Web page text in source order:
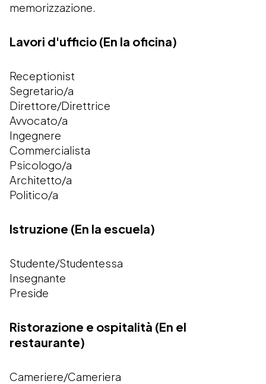
memorizzazione.
Lavori d'ufficio (En la oficina)
Receptionist
Segretario/a
Direttore/Direttrice
Avvocato/a
Ingegnere
Commercialista
Psicologo/a
Architetto/a
Politico/a
Istruzione (En la escuela)
Studente/Studentessa
Insegnante
Preside
Ristorazione e ospitalità (En el
restaurante)
Cameriere/Cameriera